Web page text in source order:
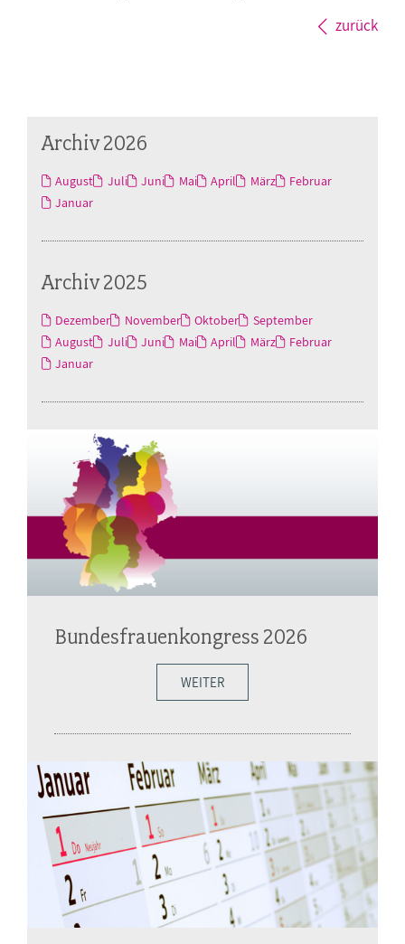
zurück
Archiv 2026
August Juli Juni Mai April März
Februar
Januar
Archiv 2025
Dezember November Oktober
September
August
Juli Juni Mai April März
Februar
Januar
Bundesfrauenkongress 2026
WEITER